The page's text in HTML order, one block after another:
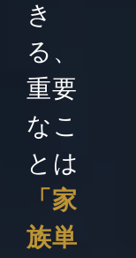
き
る、
重要
なこ
とは
「家
族単